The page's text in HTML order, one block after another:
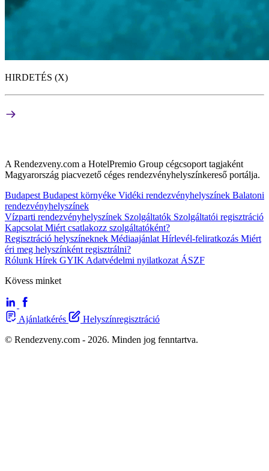
HIRDETÉS (X)
A Rendezveny.com a HotelPremio Group cégcsoport tagjaként
Magyarország piacvezető céges rendezvényhelyszínkereső portálja.
Budapest Budapest környéke Vidéki rendezvényhelyszínek Balatoni
rendezvényhelyszínek
Vízparti rendezvényhelyszínek Szolgáltatók Szolgáltatói regisztráció
Kapcsolat Miért csatlakozz szolgáltatóként?
Regisztráció helyszíneknek Médiaajánlat Hírlevél-feliratkozás Miért
éri meg helyszínként regisztrálni?
Rólunk Hírek GYIK Adatvédelmi nyilatkozat ÁSZF
Kövess minket
Ajánlatkérés
Helyszínregisztráció
© Rendezveny.com - 2026. Minden jog fenntartva.